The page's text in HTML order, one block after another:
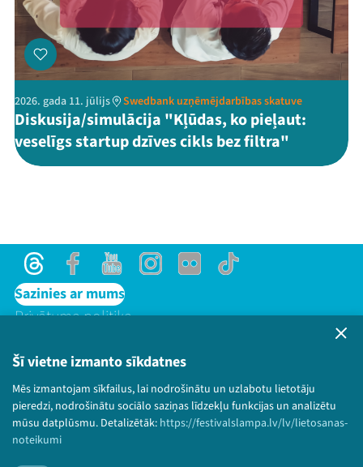
Šī vietne izmanto sīkdatnes
Mēs izmantojam sīkfailus, lai nodrošinātu un uzlabotu lietotāju
pieredzi, nodrošinātu sociālo saziņas līdzekļu funkcijas un analizētu
mūsu datplūsmu. Detalizētāk: https://festivalslampa.lv/lv/lietosanas-
noteikumi
2026. gada 11. jūlijs Swedbank uzņēmējdarbības skatuve
Diskusija/simulācija "Kļūdas, ko pieļaut:
veselīgs startup dzīves cikls bez filtra"
ThreadsFacebookYoutubeInstagram
Flick TikTok
Sazinies ar mums
Privātuma politika
Bērnu aizsardzības politika
© 2026 Sarunu festivāls LAMPA Visas tiesības
paturētas.